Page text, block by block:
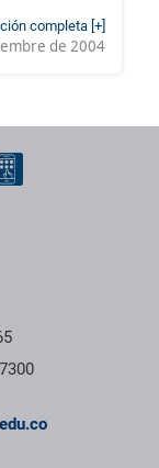
completa [+]
de 2004